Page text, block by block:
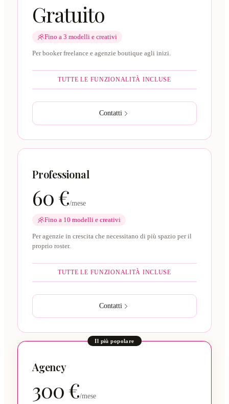
Gratuito
Fino a 3 modelli e creativi
Per booker freelance e agenzie boutique agli inizi.
TUTTE LE FUNZIONALITÀ INCLUSE
Contatti
Professional
60 €/mese
Fino a 10 modelli e creativi
Per agenzie in crescita che necessitano di più spazio per il
proprio roster.
TUTTE LE FUNZIONALITÀ INCLUSE
Contatti
Il più popolare
Agency
300 €/mese